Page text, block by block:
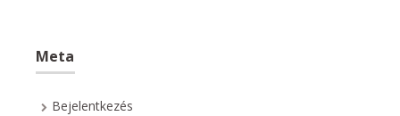
Meta
Bejelentkezés